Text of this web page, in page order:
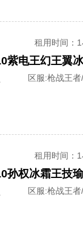
租用时间 ：
区服:枪战王
租用时间 ：
区服:枪战王